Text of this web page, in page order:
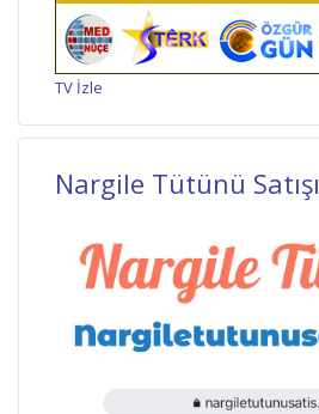
TV İzle
Nargile Tütünü Satışı